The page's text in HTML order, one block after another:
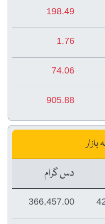
198.49
1.76
74.06
905.88
دس گرام
366,457.00